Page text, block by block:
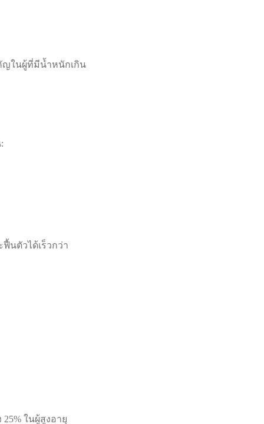
ญในผู้ที่มีน้ำหนักเกิน
นตัวได้เร็วกว่า
ในผู้สูงอายุ